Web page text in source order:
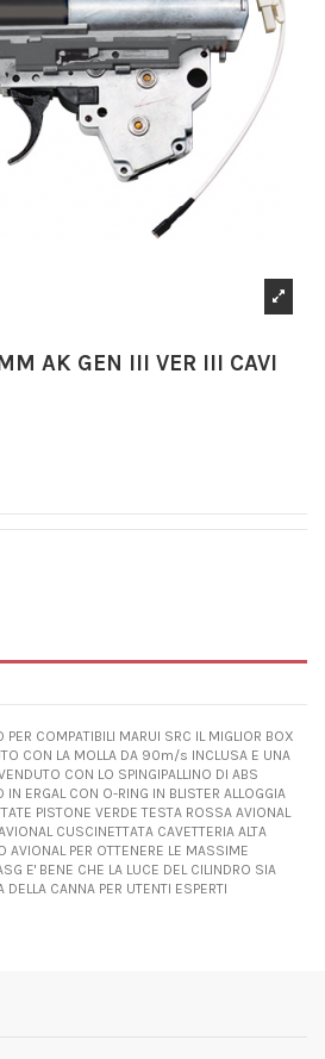
AK GEN III VER III CAVI
PER COMPATIBILI MARUI SRC IL MIGLIOR BOX
CON LA MOLLA DA 90m/s INCLUSA E UNA
CON LO SPINGIPALLINO DI ABS
IN ERGAL CON O-RING IN BLISTER ALLOGGIA
PISTONE VERDE TESTA ROSSA AVIONAL
CUSCINETTATA CAVETTERIA ALTA
AVIONAL PER OTTENERE LE MASSIME
E' BENE CHE LA LUCE DEL CILINDRO SIA
CANNA PER UTENTI ESPERTI